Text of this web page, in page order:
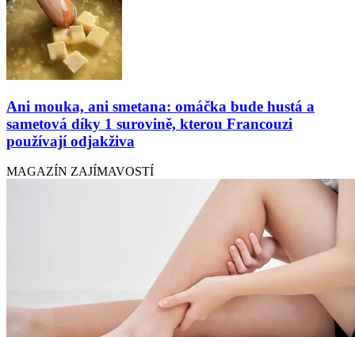
Ani mouka, ani smetana: omáčka bude hustá a
sametová díky 1 surovině, kterou Francouzi
používají odjakživa
MAGAZÍN ZAJÍMAVOSTÍ